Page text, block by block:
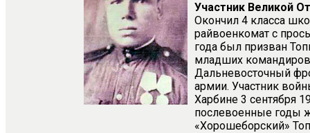
Участник Великой
Окончил 4 класса
райвоенкомат с
года был призван
младших
Дальневосточный
армии. Участник
Харбине 3 сентября
послевоенные годы
«Хорошеборский»